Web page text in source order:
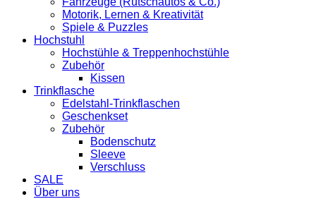
Motorik, Lernen & Kreativität
Spiele & Puzzles
Hochstuhl
Hochstühle & Treppenhochstühle
Zubehör
Kissen
Trinkflasche
Edelstahl-Trinkflaschen
Geschenkset
Zubehör
Bodenschutz
Sleeve
Verschluss
SALE
Über uns